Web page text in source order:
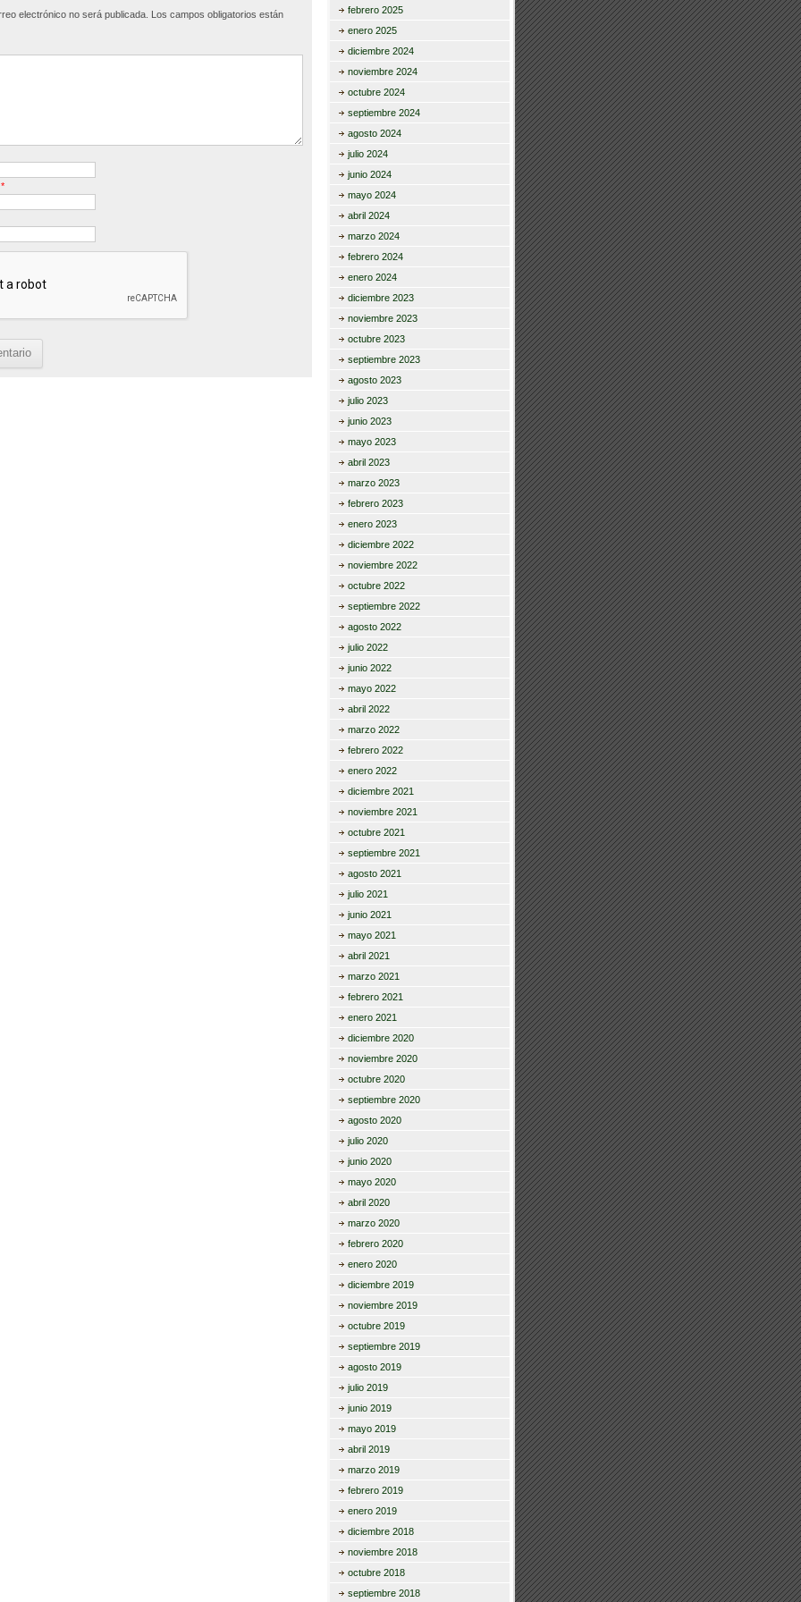
tir
electrónico no será publicada. Los campos obligatorios están
*
febrero 2025
enero 2025
diciembre 2024
noviembre 2024
octubre 2024
septiembre 2024
agosto 2024
julio 2024
junio 2024
mayo 2024
abril 2024
marzo 2024
febrero 2024
enero 2024
diciembre 2023
noviembre 2023
octubre 2023
septiembre 2023
agosto 2023
julio 2023
junio 2023
mayo 2023
abril 2023
marzo 2023
febrero 2023
enero 2023
diciembre 2022
noviembre 2022
octubre 2022
septiembre 2022
agosto 2022
julio 2022
junio 2022
mayo 2022
abril 2022
marzo 2022
febrero 2022
enero 2022
diciembre 2021
noviembre 2021
octubre 2021
septiembre 2021
agosto 2021
julio 2021
junio 2021
mayo 2021
abril 2021
marzo 2021
febrero 2021
enero 2021
diciembre 2020
noviembre 2020
octubre 2020
septiembre 2020
agosto 2020
julio 2020
junio 2020
mayo 2020
abril 2020
marzo 2020
febrero 2020
enero 2020
diciembre 2019
noviembre 2019
octubre 2019
septiembre 2019
agosto 2019
julio 2019
junio 2019
mayo 2019
abril 2019
marzo 2019
febrero 2019
enero 2019
diciembre 2018
noviembre 2018
octubre 2018
septiembre 2018